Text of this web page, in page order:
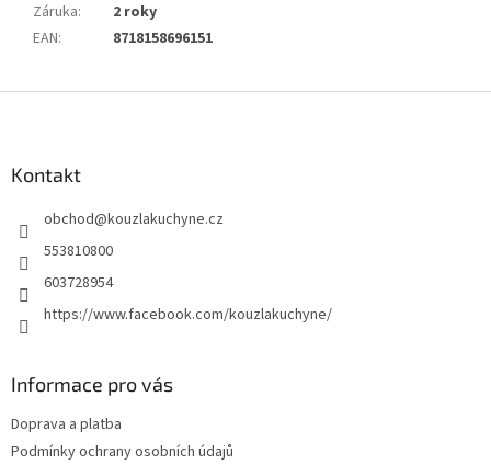
Záruka:
2 roky
EAN: 8718158696151
Kontakt
obchod@kouzlakuchyne.cz
553810800
603728954
https://www.facebook.com/kouzlakuchyne/
Informace pro vás
Doprava a platba
Podmínky ochrany osobních údajů